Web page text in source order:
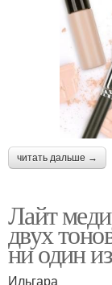
читать дальше →
Лайт
двух
ни один
Ильгара